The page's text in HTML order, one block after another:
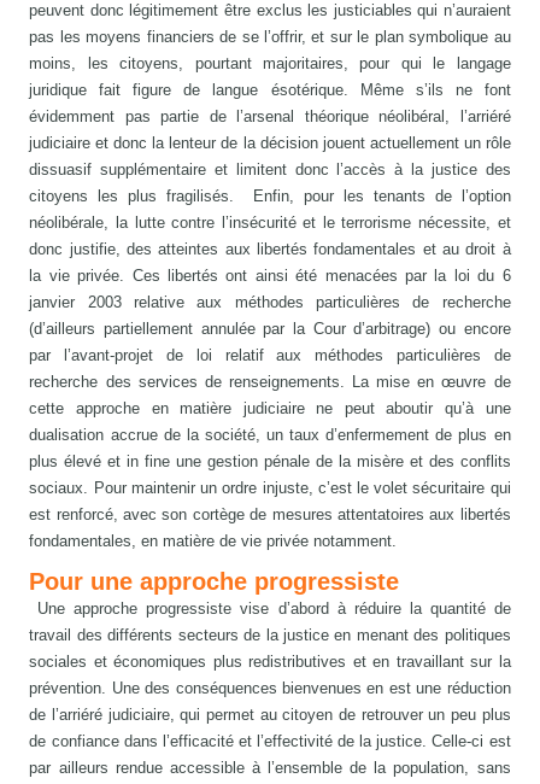
peuvent donc légitimement être exclus les justiciables qui n’auraient
pas les moyens financiers de se l’offrir, et sur le plan symbolique au
moins, les citoyens, pourtant majoritaires, pour qui le langage
juridique fait figure de langue ésotérique. Même s’ils ne font
évidemment pas partie de l’arsenal théorique néolibéral, l’arriéré
judiciaire et donc la lenteur de la décision jouent actuellement un rôle
dissuasif supplémentaire et limitent donc l’accès à la justice des
citoyens les plus fragilisés. Enfin, pour les tenants de l’option
néolibérale, la lutte contre l’insécurité et le terrorisme nécessite, et
donc justifie, des atteintes aux libertés fondamentales et au droit à
la vie privée. Ces libertés ont ainsi été menacées par la loi du 6
janvier 2003 relative aux méthodes particulières de recherche
(d’ailleurs partiellement annulée par la Cour d’arbitrage) ou encore
par l’avant-projet de loi relatif aux méthodes particulières de
recherche des services de renseignements. La mise en œuvre de
cette approche en matière judiciaire ne peut aboutir qu’à une
dualisation accrue de la société, un taux d’enfermement de plus en
plus élevé et in fine une gestion pénale de la misère et des conflits
sociaux. Pour maintenir un ordre injuste, c’est le volet sécuritaire qui
est renforcé, avec son cortège de mesures attentatoires aux libertés
fondamentales, en matière de vie privée notamment.
Pour une approche progressiste
Une approche progressiste vise d’abord à réduire la quantité de
travail des différents secteurs de la justice en menant des politiques
sociales et économiques plus redistributives et en travaillant sur la
prévention. Une des conséquences bienvenues en est une réduction
de l’arriéré judiciaire, qui permet au citoyen de retrouver un peu plus
de confiance dans l’efficacité et l’effectivité de la justice. Celle-ci est
par ailleurs rendue accessible à l’ensemble de la population, sans